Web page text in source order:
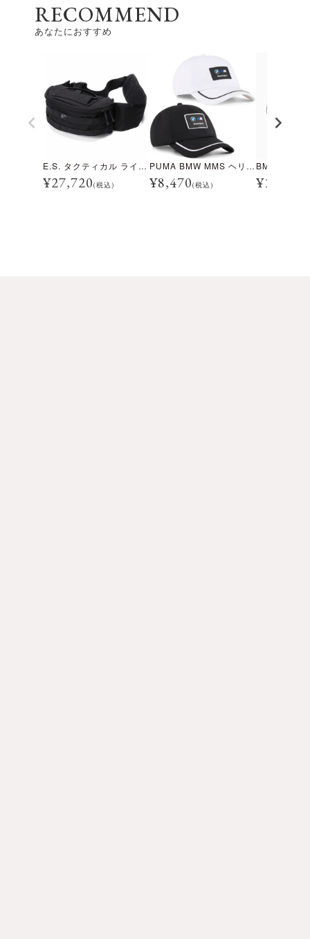
RECOMMEND
あなたにおすすめ
E.S. タクティカル ライト ウエスト バッグ
¥27,720(税込)
PUMA BMW MMS ヘリテージ ダッド キャップ
¥8,470(税込) ¥11,000